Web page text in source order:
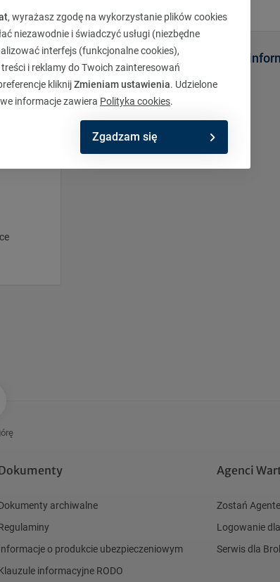
Zobacz wszystkie
archiwalne
o produkcie ubezpieczeniowym
informacyjne RODO
Agenci
Zostań
Logowanie
Serwis dla
, wyrażasz zgodę na wykorzystanie plików cookies
niezawodnie i świadczyć usługi (niezbędne
interfejs (funkcjonalne cookies),
i reklamy do Twoich zainteresowań
kliknijZmieniam ustawienia. Udzielone
informacje zawiera Polityka cookies.
Zgadzam się